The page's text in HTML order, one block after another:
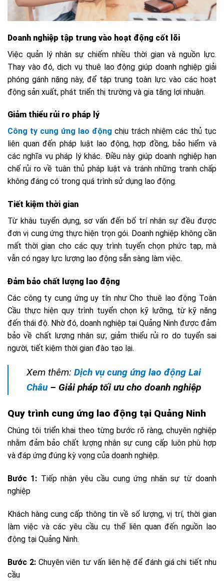
Doanh nghiệp tập trung vào hoạt động cốt lõi
Việc quản lý nhân sự chiếm nhiều thời gian và nguồn lực.
Thay vào đó, dịch vụ thuê lao động giúp doanh nghiệp giải
phóng gánh nặng này, để tập trung toàn lực vào các hoạt
động sản xuất, phát triển thị trường và gia tăng lợi nhuận.
Giảm thiểu rủi ro pháp lý
Công ty cung ứng lao động chịu trách nhiệm các thủ tục
liên quan đến pháp luật lao động, hợp đồng, bảo hiểm và
các nghĩa vụ pháp lý khác. Điều này giúp doanh nghiệp hạn
chế rủi ro về tuân thủ pháp luật và tránh những tranh chấp
không đáng có trong quá trình sử dụng lao động.
Tiết kiệm thời gian
Từ khâu tuyển dụng, sơ vấn đến bố trí nhân sự đều được
đơn vị cung ứng thực hiện trọn gói. Doanh nghiệp không cần
mất thời gian cho các quy trình tuyển chọn phức tạp, mà
vẫn có ngay lực lượng lao động sẵn sàng làm việc.
Đảm bảo chất lượng lao động
Các công ty cung ứng uy tín như Cho thuê lao động Toàn
Cầu thực hiện quy trình tuyển chọn kỹ lưỡng, từ kỹ năng
đến thái độ. Nhờ đó, doanh nghiệp tại Quảng Ninh được đảm
bảo về chất lượng nhân sự, giảm thiểu rủi ro do tuyển sai
người, tiết kiệm thời gian đào tạo lại.
Xem thêm: Dịch vụ cung ứng lao động Lai
Châu– Giải pháp tối ưu cho doanh nghiệp
Quy trình cung ứng lao động tại Quảng Ninh
Chúng tôi triển khai theo từng bước rõ ràng, chuyên nghiệp
nhằm đảm bảo chất lượng nhân sự cung cấp luôn phù hợp
và đáp ứng đúng kỳ vọng của doanh nghiệp.
Bước 1: Tiếp nhận yêu cầu cung ứng nhân sự từ doanh
nghiệp
Khách hàng cung cấp thông tin về số lượng, vị trí, thời gian
làm việc và các yêu cầu cụ thể liên quan đến nguồn lao
động tại Quảng Ninh.
Bước 2:Chuyên viên tư vấn liên hệ để đánh giá chi tiết nhu
cầu